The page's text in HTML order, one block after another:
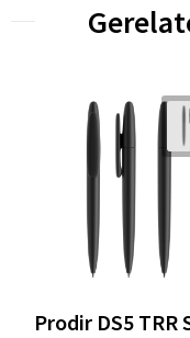
Prodir DS5 TRR